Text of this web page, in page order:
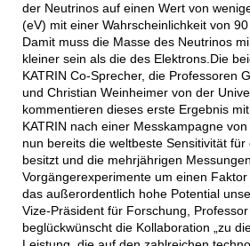
der Neutrinos auf einen Wert von
(eV) mit einer Wahrscheinlichkeit von
Damit muss die Masse des Neutrinos
kleiner sein als die des Elektrons.Die
KATRIN Co-Sprecher, die Professoren
und Christian Weinheimer von der
kommentieren dieses erste Ergebnis
KATRIN nach einer Messkampagne
nun bereits die weltbeste Sensitivität
besitzt und die mehrjährigen
Vorgängerexperimente um einen
das außerordentlich hohe Potential
Vize-Präsident für Forschung, Professor
beglückwünscht die Kollaboration „zu